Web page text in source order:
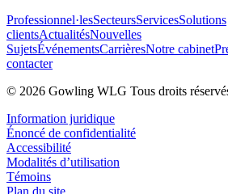
Professionnel·lesSecteursServicesSolutions
clientsActualitésNouvelles
SujetsÉvénementsCarrièresNotre cabinet
contacter
© 2026 Gowling WLG Tous droits
Information juridique
Énoncé de confidentialité
Accessibilité
Modalités d’utilisation
Témoins
Plan du site